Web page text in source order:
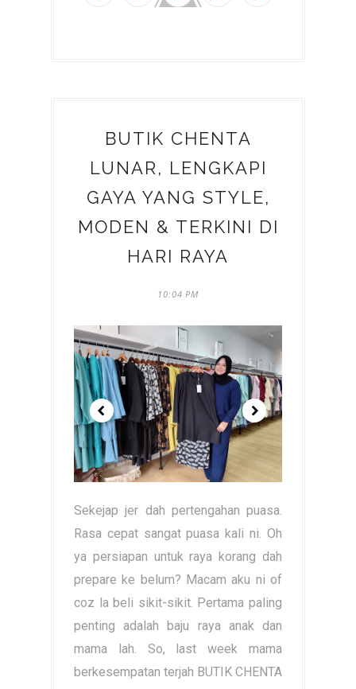
BUTIK CHENTA
LUNAR, LENGKAPI
GAYA YANG STYLE,
MODEN & TERKINI DI
HARI RAYA
10:04 PM
Sekejap jer dah pertengahan puasa.
Rasa cepat sangat puasa kali ni. Oh
ya persiapan untuk raya korang dah
prepare ke belum? Macam aku ni of
coz la beli sikit-sikit. Pertama paling
penting adalah baju raya anak dan
mama lah. So, last week mama
berkesempatan terjah BUTIK CHENTA